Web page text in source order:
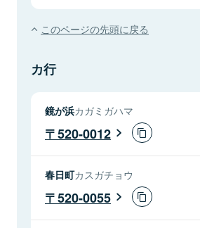
このページの先頭に戻る
カ行
鏡が浜カガミガハマ
520-0012
春日町カスガチョウ
520-0055